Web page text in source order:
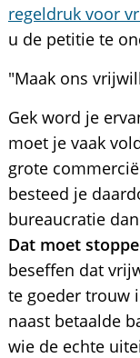
regeldruk voor
u de petitie te
"Maak ons
Gek word je
moet je vaak
grote
besteed je
bureaucratie
Dat moet
beseffen dat
te goeder trouw
naast betaalde
wie de echte